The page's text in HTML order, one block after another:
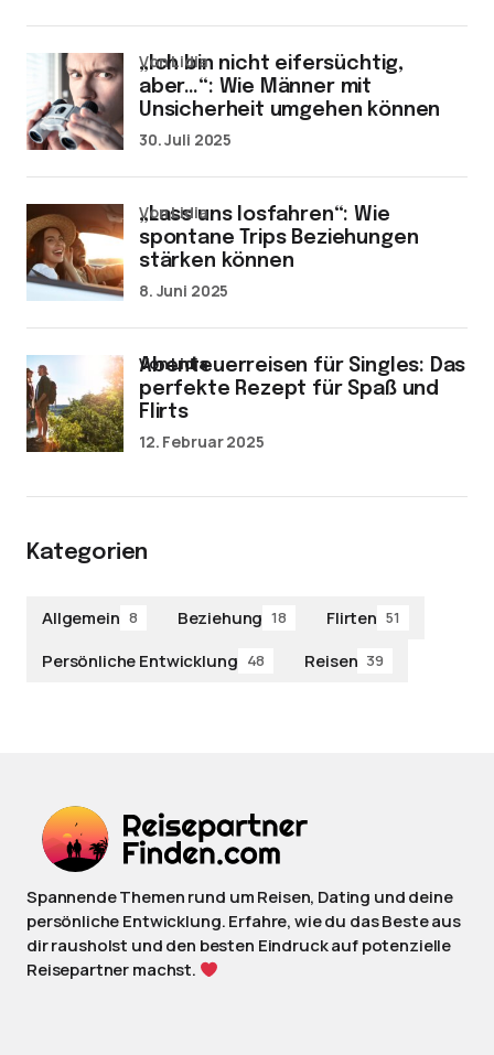
„Ich bin nicht eifersüchtig,
aber…“: Wie Männer mit
Unsicherheit umgehen können
von Lidia
30. Juli 2025
„Lass uns losfahren“: Wie
spontane Trips Beziehungen
stärken können
von Lidia
8. Juni 2025
Abenteuerreisen für Singles: Das
perfekte Rezept für Spaß und
Flirts
von Lidia
12. Februar 2025
Kategorien
Allgemein 8 Beziehung 18 Flirten 51
Persönliche Entwicklung 48 Reisen 39
Spannende Themen rund um Reisen, Dating und deine
persönliche Entwicklung. Erfahre, wie du das Beste aus
dir rausholst und den besten Eindruck auf potenzielle
Reisepartner machst.